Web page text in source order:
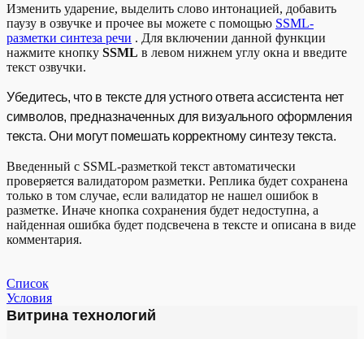
Изменить ударение, выделить слово интонацией, добавить
паузу в озвучке и прочее вы можете с помощью SSML-
разметки синтеза речи . Для включении данной функции
нажмите кнопку SSML в левом нижнем углу окна и введите
текст озвучки.
Убедитесь, что в тексте для устного ответа ассистента нет
символов, предназначенных для визуального оформления
текста. Они могут помешать корректному синтезу текста.
Введенный с SSML-разметкой текст автоматически
проверяется валидатором разметки. Реплика будет сохранена
только в том случае, если валидатор не нашел ошибок в
разметке. Иначе кнопка сохранения будет недоступна, а
найденная ошибка будет подсвечена в тексте и описана в виде
комментария.
Список
Условия
Витрина технологий